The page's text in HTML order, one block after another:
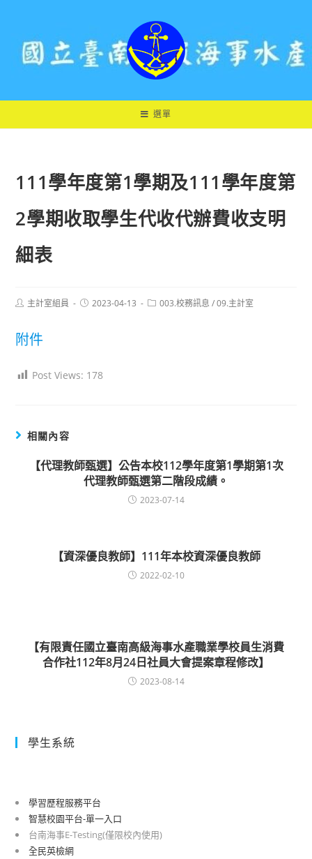
選單
111學年度第1學期及111學年度第
2學期收取學生代收代辦費收支明
細表
Post主計室組員
Post2023-04-13
Post003.校務訊息 / 09.主計室
附件
Post Views: 178
相關內容
【代理教師甄選】公告本校112學年度第1學期第1次
代理教師甄選第二階段成績。
2023-07-14
【資深優良教師】111年本校資深優良教師
2022-02-10
【有限責任國立臺南高級海事水產職業學校員生消費
合作社112年8月24日社員大會提案章程修改】
2023-08-14
學生系統
學習歷程服務平台
智慧校園平台-單一入口
台南海事E-Testing(僅限校內使用)
全民英檢網